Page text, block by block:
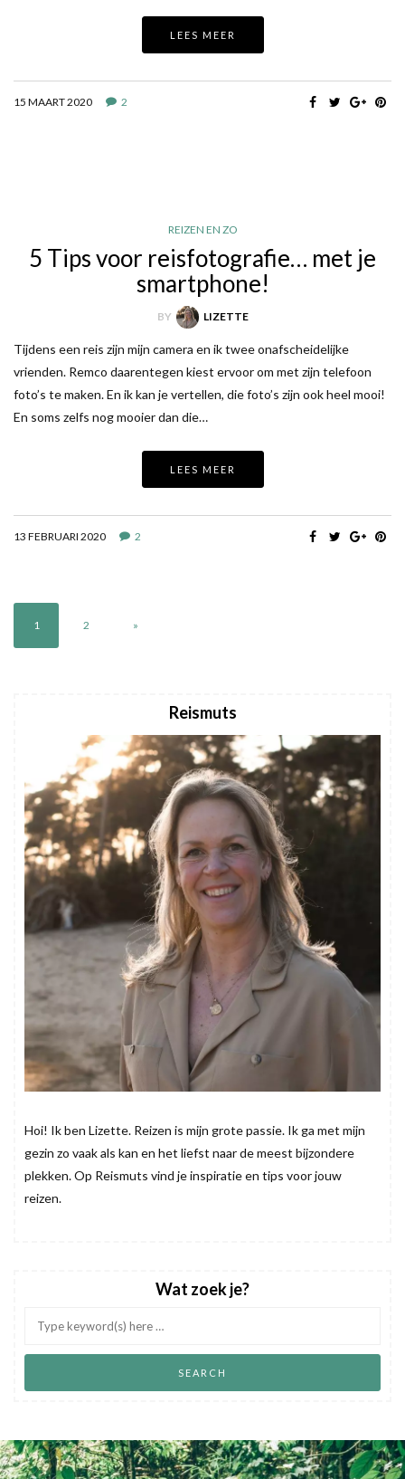
LEES MEER
15 MAART 2020 2
REIZEN EN ZO
5 Tips voor reisfotografie… met je
smartphone!
BY LIZETTE
Tijdens een reis zijn mijn camera en ik twee onafscheidelijke
vrienden. Remco daarentegen kiest ervoor om met zijn telefoon
foto’s te maken. En ik kan je vertellen, die foto’s zijn ook heel mooi!
En soms zelfs nog mooier dan die…
LEES MEER
13 FEBRUARI 2020 2
1 2 »
Reismuts
Hoi! Ik ben Lizette. Reizen is mijn grote passie. Ik ga met mijn
gezin zo vaak als kan en het liefst naar de meest bijzondere
plekken. Op Reismuts vind je inspiratie en tips voor jouw
reizen.
Wat zoek je?